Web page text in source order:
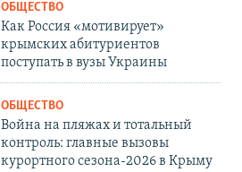
ОБЩЕСТВО
Как Россия «мотивирует»
крымских абитуриентов
поступать в вузы Украины
ОБЩЕСТВО
Война на пляжах и тотальный
контроль: главные вызовы
курортного сезона-2026 в Крыму